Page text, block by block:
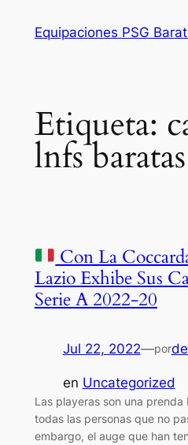
Equipaciones PSG
Etiqueta:
lnfs baratas
Con La
Lazio Exhibe Sus
Serie A 2022-20
Jul 22, 2022—por
en Uncategorized
Las playeras son una
todas las personas que no
embargo, el auge que han